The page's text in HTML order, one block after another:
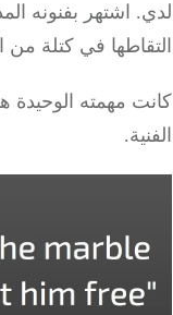
اشتهر بفنونه
في كتلة من
مهمته الوحيدة هي